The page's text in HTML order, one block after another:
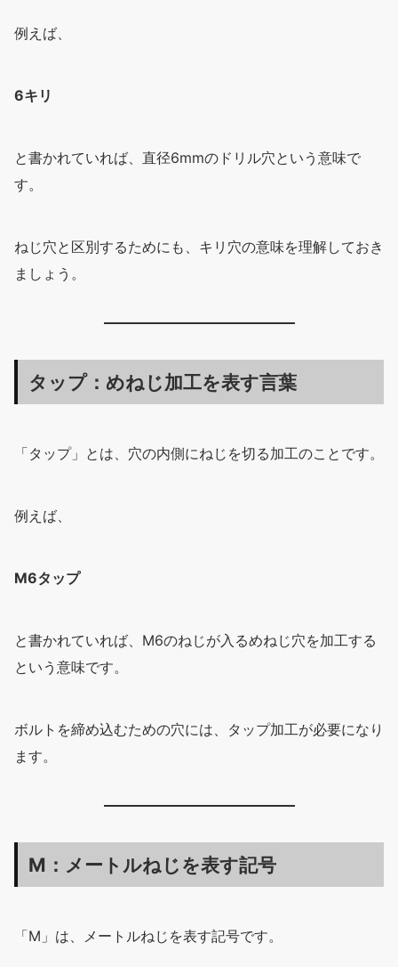
例えば、
6キリ
と書かれていれば、直径6mmのドリル穴という意味で
す。
ねじ穴と区別するためにも、キリ穴の意味を理解しておき
ましょう。
タップ：めねじ加工を表す言葉
「タップ」とは、穴の内側にねじを切る加工のことです。
例えば、
M6タップ
と書かれていれば、M6のねじが入るめねじ穴を加工する
という意味です。
ボルトを締め込むための穴には、タップ加工が必要になり
ます。
M：メートルねじを表す記号
「M」は、メートルねじを表す記号です。